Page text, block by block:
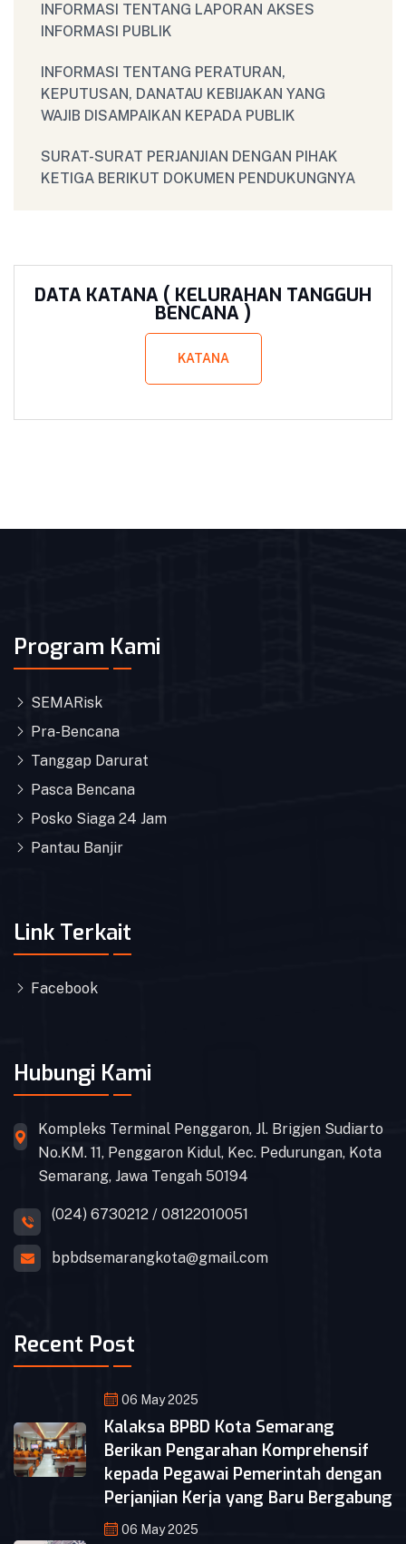
INFORMASI TENTANG LAPORAN AKSES
INFORMASI PUBLIK
INFORMASI TENTANG PERATURAN,
KEPUTUSAN, DANATAU KEBIJAKAN YANG
WAJIB DISAMPAIKAN KEPADA PUBLIK
SURAT-SURAT PERJANJIAN DENGAN PIHAK
KETIGA BERIKUT DOKUMEN PENDUKUNGNYA
DATA KATANA ( KELURAHAN TANGGUH
BENCANA )
KATANA
Program Kami
SEMARisk
Pra-Bencana
Tanggap Darurat
Pasca Bencana
Posko Siaga 24 Jam
Pantau Banjir
Link Terkait
Facebook
Hubungi Kami
Kompleks Terminal Penggaron, Jl. Brigjen Sudiarto
No.KM. 11, Penggaron Kidul, Kec. Pedurungan, Kota
Semarang, Jawa Tengah 50194
(024) 6730212 / 08122010051
bpbdsemarangkota@gmail.com
Recent Post
06 May 2025
Kalaksa BPBD Kota Semarang
Berikan Pengarahan Komprehensif
kepada Pegawai Pemerintah dengan
Perjanjian Kerja yang Baru Bergabung
06 May 2025